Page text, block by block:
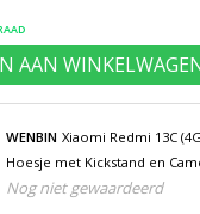
AAN
WENBIN Xiaomi Redmi 13C
Hoesje met Kickstand en
Pop Grip Cover - Grijs
Nog niet gewaardeerd